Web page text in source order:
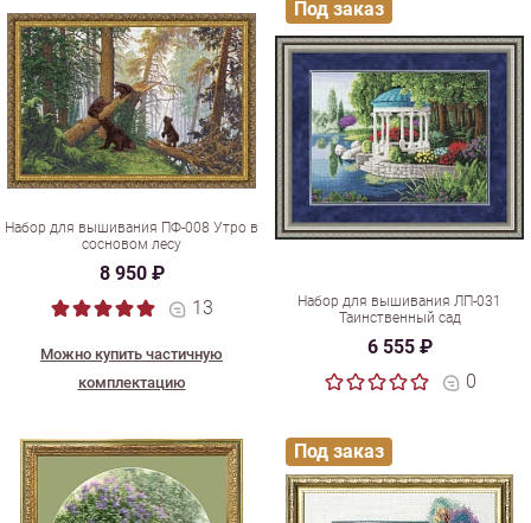
Набор для вышивания ПФ-008 Утро в
сосновом лесу
8 950 ₽
13
Можно купить частичную
комплектацию
Набор для вышивания ЛП-031
Таинственный сад
6 555 ₽
0
Под заказ
Под заказ